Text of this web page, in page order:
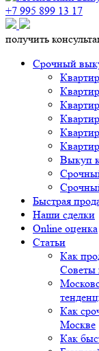
+7 995 899 13 17
получить
Срочный
Выкуп
Быстрая
Наши сделки
Online оценка
Статьи
Как
Советы
Как
Москве
Как